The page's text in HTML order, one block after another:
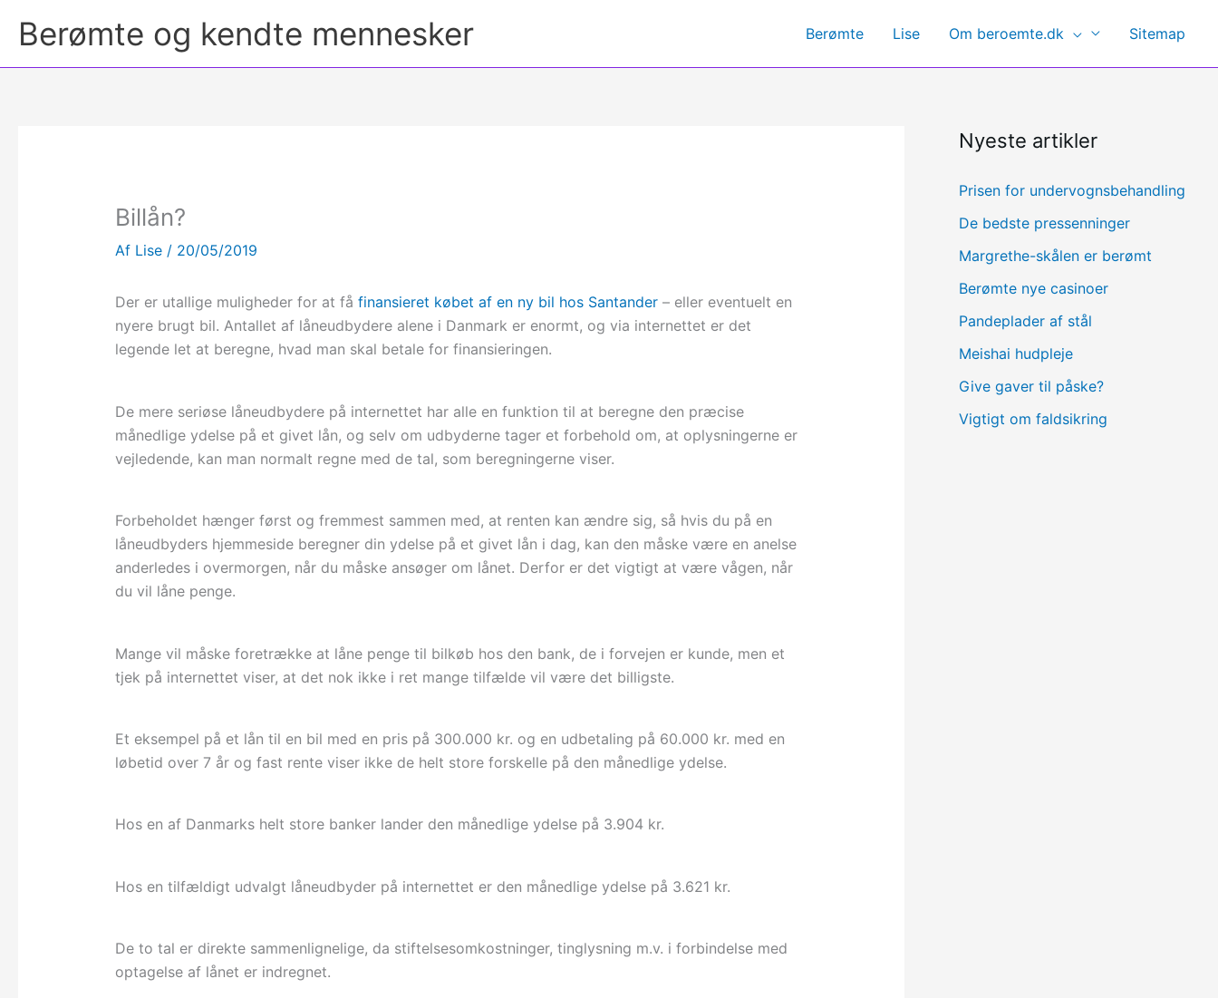
Berømte og kendte mennesker Berømte Lise Om beroemte.dk Sitemap
Billån?
Af Lise / 20/05/2019
Der er utallige muligheder for at få finansieret købet af en ny bil hos Santander– eller eventuelt en
nyere brugt bil. Antallet af låneudbydere alene i Danmark er enormt, og via internettet er det
legende let at beregne, hvad man skal betale for finansieringen.
De mere seriøse låneudbydere på internettet har alle en funktion til at beregne den præcise
månedlige ydelse på et givet lån, og selv om udbyderne tager et forbehold om, at oplysningerne er
vejledende, kan man normalt regne med de tal, som beregningerne viser.
Forbeholdet hænger først og fremmest sammen med, at renten kan ændre sig, så hvis du på en
låneudbyders hjemmeside beregner din ydelse på et givet lån i dag, kan den måske være en anelse
anderledes i overmorgen, når du måske ansøger om lånet. Derfor er det vigtigt at være vågen, når
du vil låne penge.
Mange vil måske foretrække at låne penge til bilkøb hos den bank, de i forvejen er kunde, men et
tjek på internettet viser, at det nok ikke i ret mange tilfælde vil være det billigste.
Et eksempel på et lån til en bil med en pris på 300.000 kr. og en udbetaling på 60.000 kr. med en
løbetid over 7 år og fast rente viser ikke de helt store forskelle på den månedlige ydelse.
Hos en af Danmarks helt store banker lander den månedlige ydelse på 3.904 kr.
Hos en tilfældigt udvalgt låneudbyder på internettet er den månedlige ydelse på 3.621 kr.
De to tal er direkte sammenlignelige, da stiftelsesomkostninger, tinglysning m.v. i forbindelse med
optagelse af lånet er indregnet.
Nyeste artikler
Prisen for undervognsbehandling
De bedste pressenninger
Margrethe-skålen er berømt
Berømte nye casinoer
Pandeplader af stål
Meishai hudpleje
Give gaver til påske?
Vigtigt om faldsikring